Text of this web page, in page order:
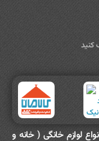
کنید
لوازم خانگی ( خانه و